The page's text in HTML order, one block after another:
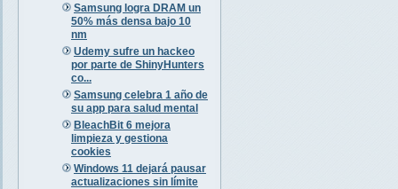
Samsung logra DRAM un
50% más densa bajo 10
nm
Udemy sufre un hackeo
por parte de ShinyHunters
co...
Samsung celebra 1 año de
su app para salud mental
BleachBit 6 mejora
limpieza y gestiona
cookies
Windows 11 dejará pausar
actualizaciones sin límite